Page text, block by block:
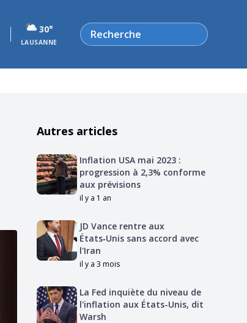
30°
LAUSANNE
Rechercher
Autres articles
Inflation USA mai 2023 :
progression à 2,3% conforme
aux prévisions
il y a 1 an
JD Vance rentre aux
États‑Unis sans accord avec
l'Iran
il y a 3 mois
La Fed inquiète du niveau de
l'inflation aux États-Unis, dit
Warsh